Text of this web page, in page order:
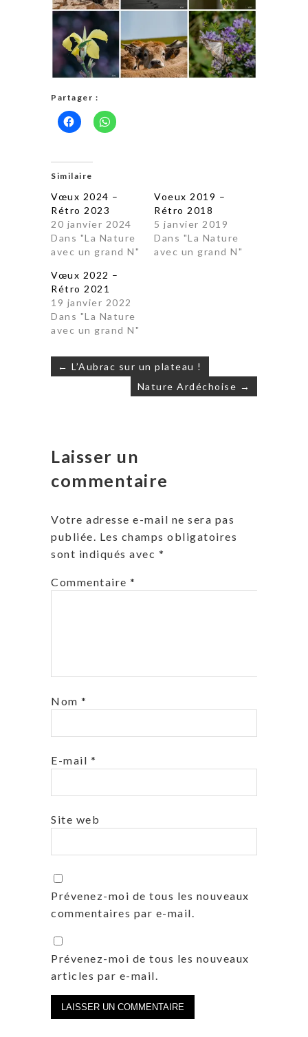
Partager :
Similaire
Vœux 2024 –
Rétro 2023
20 janvier 2024
Dans "La Nature
avec un grand N"
Voeux 2019 –
Rétro 2018
5 janvier 2019
Dans "La Nature
avec un grand N"
Vœux 2022 –
Rétro 2021
19 janvier 2022
Dans "La Nature
avec un grand N"
Navigation
de
← L’Aubrac sur un plateau !
Nature Ardéchoise →
Laisser un
commentaire
Votre adresse e-mail ne sera pas
publiée. Les champs obligatoires
sont indiqués avec *
Commentaire *
Nom *
E-mail *
Site web
Prévenez-moi de tous les nouveaux
commentaires par e-mail.
Prévenez-moi de tous les nouveaux
articles par e-mail.